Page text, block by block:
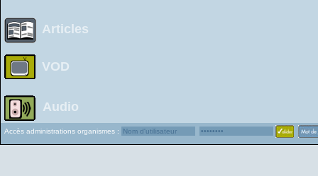
Articles
VOD
Audio
Accès administrations organismes :